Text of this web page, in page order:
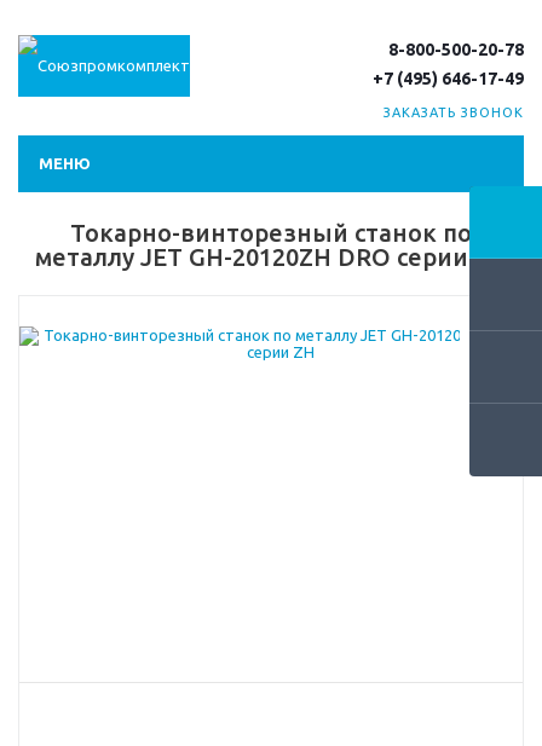
8-800-500-20-78
+7 (495) 646-17-49
ЗАКАЗАТЬ ЗВОНОК
МЕНЮ
Токарно-винторезный станок по
металлу JET GH-20120ZH DRO серии ZH